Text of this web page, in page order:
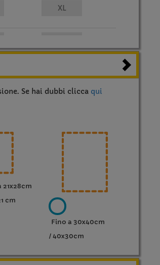
Se hai dubbi clicca qui
21x28cm
cm
Fino a 30x40cm
/ 40x30cm